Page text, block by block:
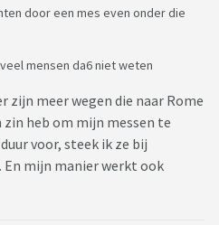
door een mes even onder die
mensen da6 niet weten
zijn meer wegen die naar Rome
zin heb om mijn messen te
voor, steek ik ze bij
En mijn manier werkt ook